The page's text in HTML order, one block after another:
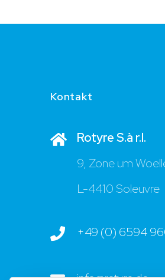
Kontakt
Rotyre S.à r.l.
9, Zone um
L-4410 Soleuvre
+49 (0) 6594